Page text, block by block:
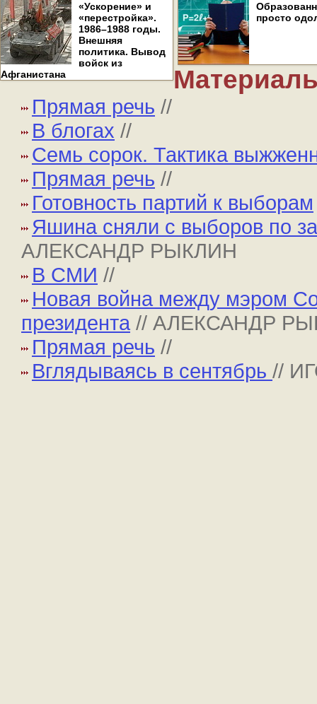
«Ускорение» и
«перестройка».
1986–1988 годы.
Внешняя
политика. Вывод
войск из
Афганистана
просто
Прямая речь //
В блогах //
Семь сорок. Тактика
Прямая речь //
Готовность партий к выборам
Яшина сняли с выборов по
АЛЕКСАНДР РЫКЛИН
В СМИ //
Новая война между мэром
президента // АЛЕКСАНДР
Прямая речь //
Вглядываясь в сентябрь //